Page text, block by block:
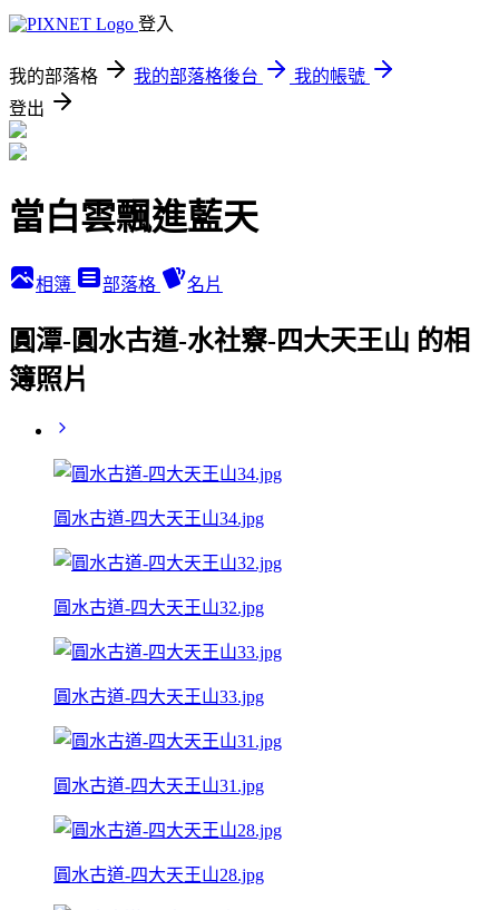
登入
我的部落格 我的部落格後台
我的帳號
登出
當白雲飄進藍天
相簿 部落格 名片
圓潭-圓水古道-水社竂-四大天王山 的相
簿照片
圓水古道-四大天王山34.jpg
圓水古道-四大天王山32.jpg
圓水古道-四大天王山33.jpg
圓水古道-四大天王山31.jpg
圓水古道-四大天王山28.jpg